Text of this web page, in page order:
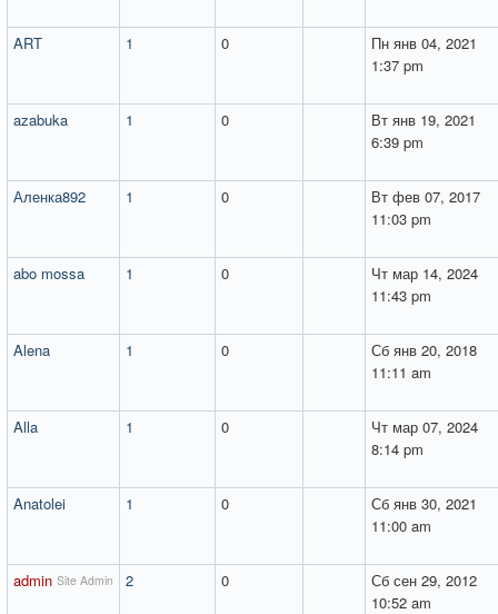
ART 1 0
Пн янв 04, 2021
1:37 pm
azabuka 1 0
Вт янв 19, 2021
6:39 pm
Аленка892 1 0
Вт фев 07, 2017
11:03 pm
abo mossa 1 0
Чт мар 14, 2024
11:43 pm
Alena 1 0
Сб янв 20, 2018
11:11 am
Alla 1 0
Чт мар 07, 2024
8:14 pm
Anatolei 1 0
Сб янв 30, 2021
11:00 am
admin Site Admin 2 0
Сб сен 29, 2012
10:52 am